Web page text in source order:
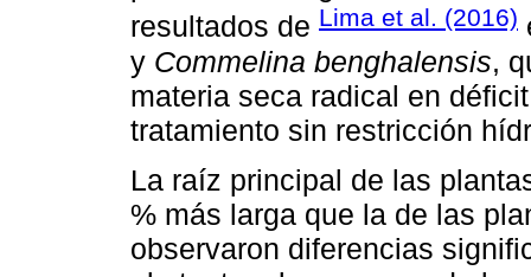
resultados de Lima et al. (2016)
y Commelina benghalensis,
materia seca radical en
tratamiento sin restricción
La raíz principal de las
% más larga que la de las
observaron diferencias